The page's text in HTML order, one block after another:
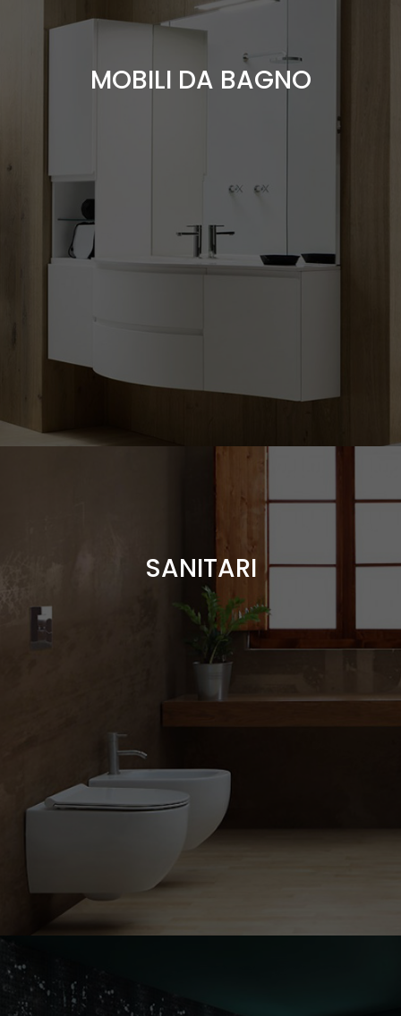
MOBILI DA BAGNO
classici, moderni, componibili...SCOPRILI!
SANITARI
sanitari a pavimento, i sanitari a filo muro, i sanitari sospesi...
Decora le tue pareti con carte da parati di qualità e design